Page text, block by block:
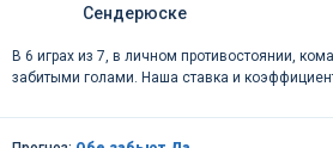
Сендерюске
В 6 играх из 7, в личном противостоянии,
забитыми голами. Наша ставка и